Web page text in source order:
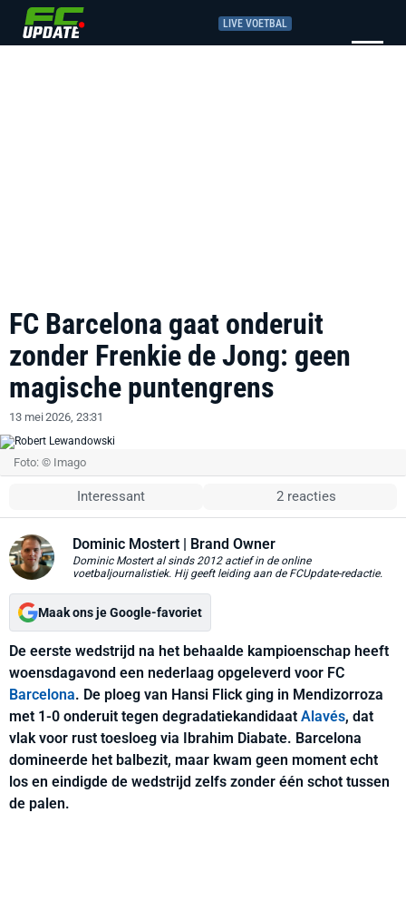
LIVE VOETBAL
FC Barcelona gaat onderuit
zonder Frenkie de Jong: geen
magische puntengrens
13 mei 2026, 23:31
Foto: © Imago
Interessant 2 reacties
Dominic Mostert | Brand Owner
Dominic Mostert al sinds 2012 actief in de online
voetbaljournalistiek. Hij geeft leiding aan de FCUpdate-redactie.
Maak ons je Google-favoriet
De eerste wedstrijd na het behaalde kampioenschap heeft
woensdagavond een nederlaag opgeleverd voor FC
Barcelona. De ploeg van Hansi Flick ging in Mendizorroza
met 1-0 onderuit tegen degradatiekandidaat Alavés, dat
vlak voor rust toesloeg via Ibrahim Diabate. Barcelona
domineerde het balbezit, maar kwam geen moment echt
los en eindigde de wedstrijd zelfs zonder één schot tussen
de palen.